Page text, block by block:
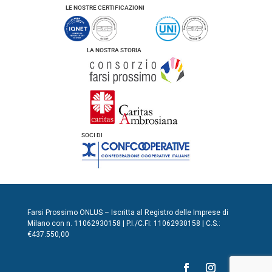
LE NOSTRE CERTIFICAZIONI
LA NOSTRA STORIA
SOCI DI
Farsi Prossimo ONLUS – Iscritta al Registro delle Imprese di
Milano con n. 11062930158 | P.I./C.FI: 11062930158 | C.S.:
€437.550,00